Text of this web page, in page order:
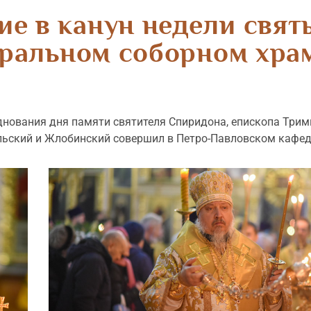
в канун недели
соборном
дня памяти святителя Спиридона, епископа
и Жлобинский совершил в Петро-Павловском